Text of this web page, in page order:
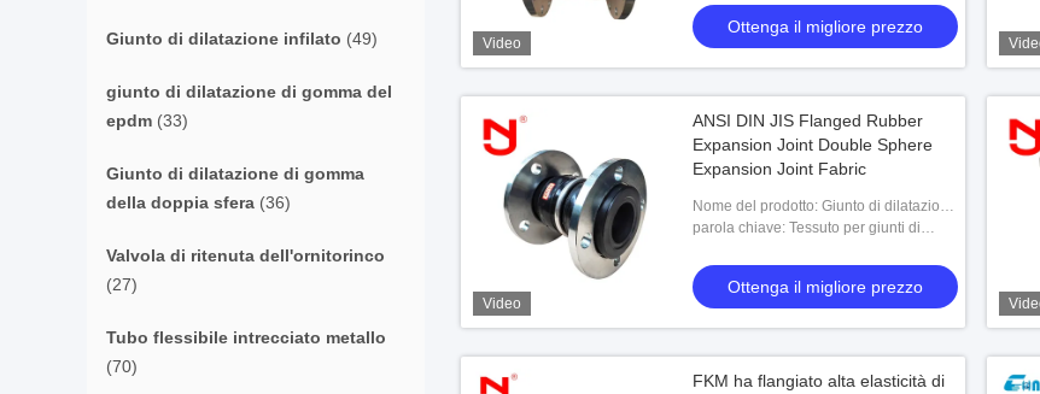
Giunto di dilatazione infilato (49)
giunto di dilatazione di gomma del
epdm (33)
Giunto di dilatazione di gomma
della doppia sfera (36)
Valvola di ritenuta dell'ornitorinco
(27)
Tubo flessibile intrecciato metallo
(70)
Video
Ottenga il migliore prezzo
Video
ANSI DIN JIS Flanged Rubber
Expansion Joint Double Sphere
Expansion Joint Fabric
Nome del prodotto: Giunto di dilatazione
in gomma flangiato ANSI DIN JIS
doppia sfe
parola chiave: Tessuto per giunti di
Ottenga il migliore prezzo
FKM ha flangiato alta elasticità di